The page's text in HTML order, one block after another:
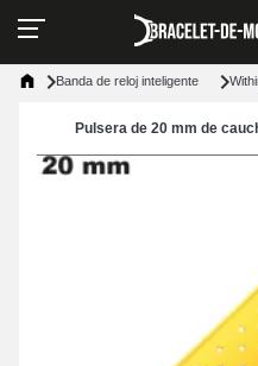
Banda de reloj inteligente
Pulsera de 20 mm de